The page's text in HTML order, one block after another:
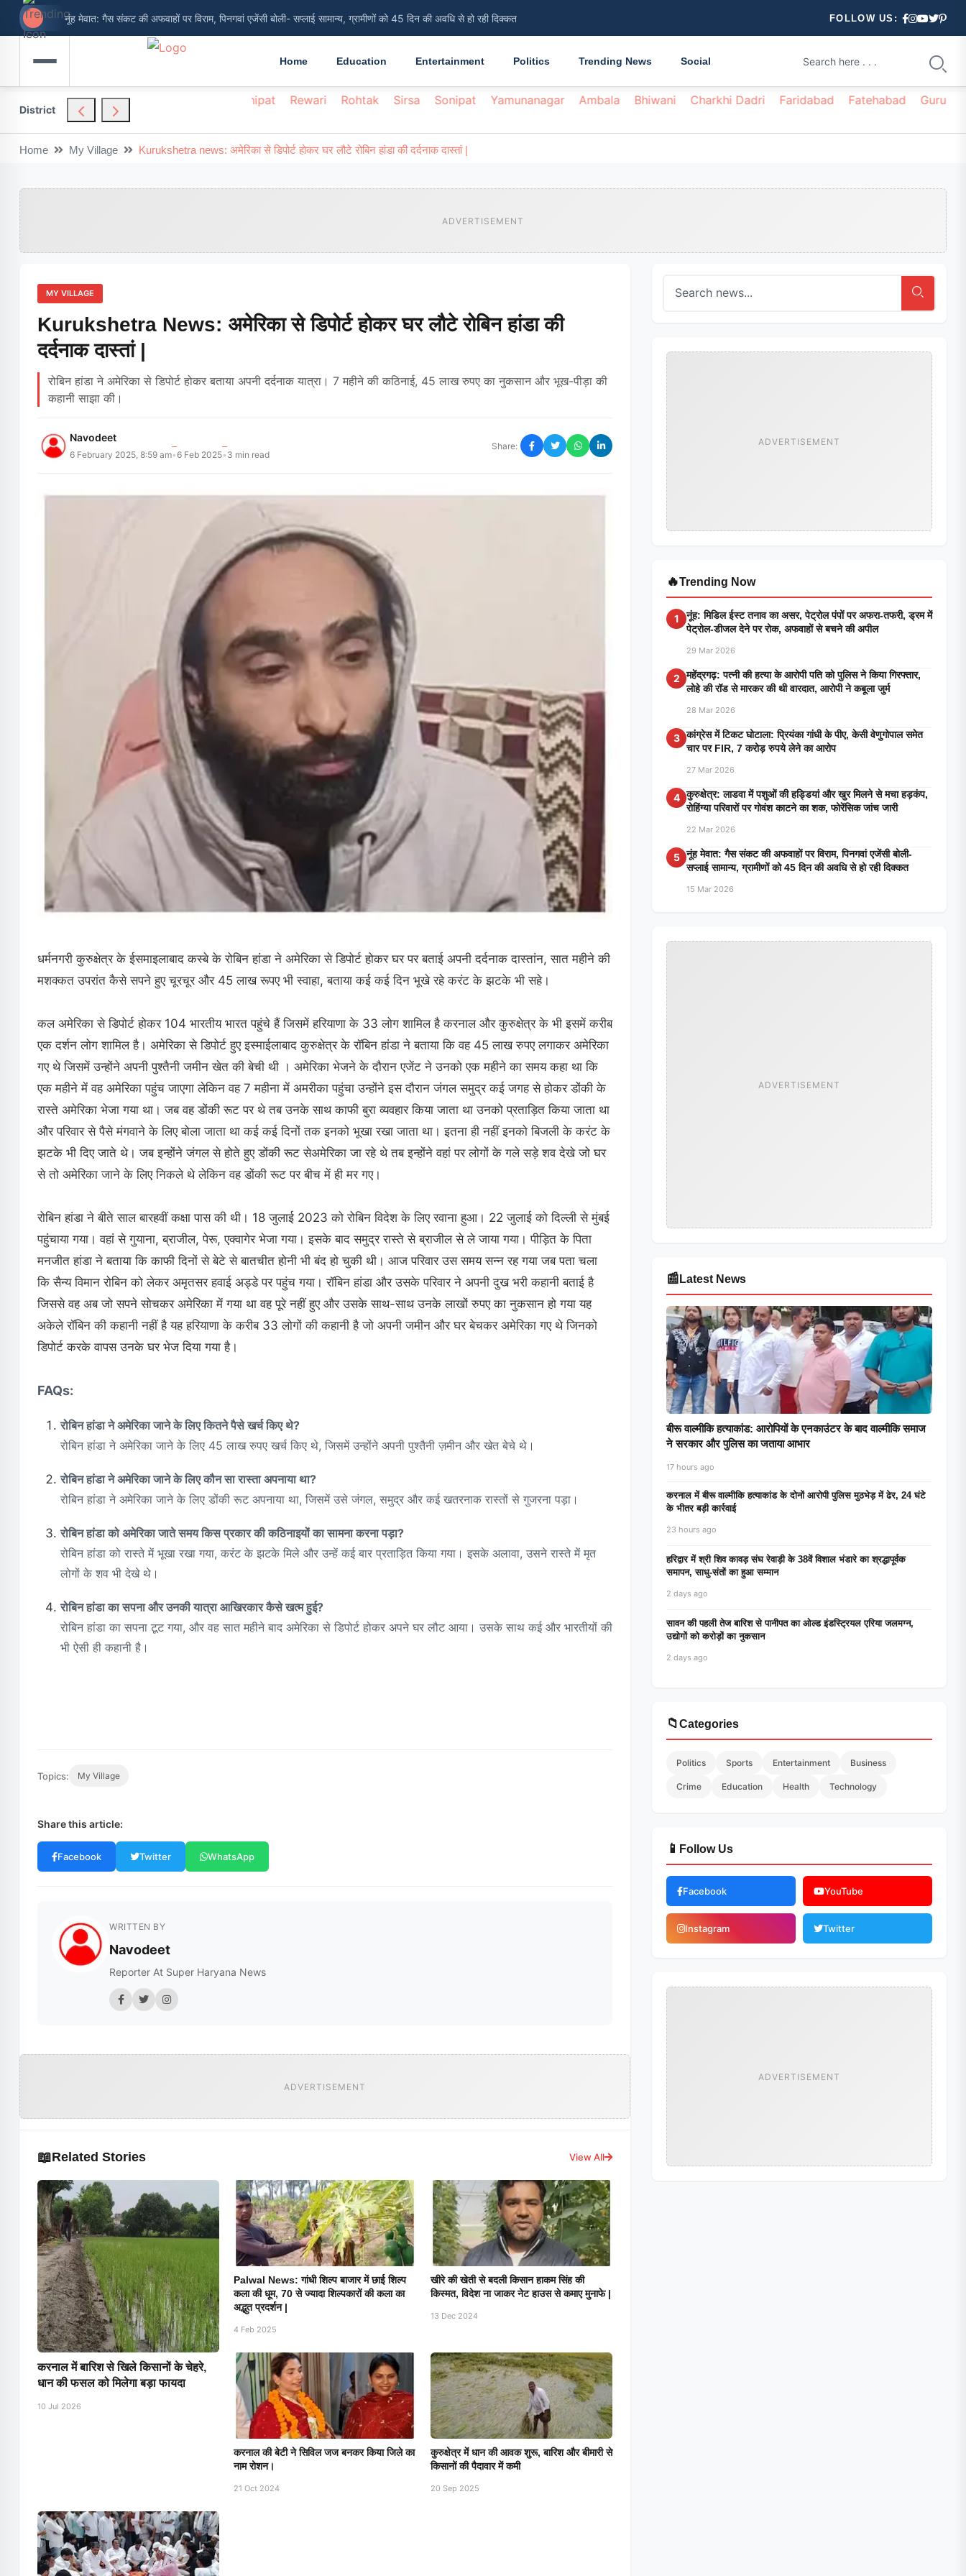
नूंह मेवात: गैस संकट की अफवाहों पर विराम, पिनगवां एजेंसी बोली- सप्लाई सामान्य, ग्रामीणों को 45 दिन की अवधि से हो रही दिक्कत FOLLOW US:
Home Education Entertainment Politics Trending News Social
District
Nuh Palwal Panipat Rewari Rohtak Sirsa Sonipat Yamunanagar Ambala Bhiwani Charkhi Dadri Faridabad Fatehabad
Home My Village Kurukshetra news: अमेरिका से डिपोर्ट होकर घर लौटे रोबिन हांडा की दर्दनाक दास्तां |
ADVERTISEMENT
MY VILLAGE
Kurukshetra News: अमेरिका से डिपोर्ट होकर घर लौटे रोबिन हांडा की
दर्दनाक दास्तां |
रोबिन हांडा ने अमेरिका से डिपोर्ट होकर बताया अपनी दर्दनाक यात्रा। 7 महीने की कठिनाई, 45 लाख रुपए का नुकसान और भूख-पीड़ा की
कहानी साझा की।
Navodeet
6 February 2025, 8:59 am•6 Feb 2025• 3 min read
Share:
धर्मनगरी कुरुक्षेत्र के ईसमाइलाबाद कस्बे के रोबिन हांडा ने अमेरिका से डिपोर्ट होकर घर पर बताई अपनी दर्दनाक दास्तांन, सात महीने की
मशक्कत उपरांत कैसे सपने हुए चूरचूर और 45 लाख रूपए भी स्वाहा, बताया कई कई दिन भूखे रहे करंट के झटके भी सहे।
कल अमेरिका से डिपोर्ट होकर 104 भारतीय भारत पहुंचे हैं जिसमें हरियाणा के 33 लोग शामिल है करनाल और कुरुक्षेत्र के भी इसमें करीब
एक दर्शन लोग शामिल है। अमेरिका से डिपोर्ट हुए इस्माईलाबाद कुरुक्षेत्र के रॉबिन हांडा ने बताया कि वह 45 लाख रुपए लगाकर अमेरिका
गए थे जिसमें उन्होंने अपनी पुश्तैनी जमीन खेत की बेची थी । अमेरिका भेजने के दौरान एजेंट ने उनको एक महीने का समय कहा था कि
एक महीने में वह अमेरिका पहुंच जाएगा लेकिन वह 7 महीना में अमरीका पहुंचा उन्होंने इस दौरान जंगल समुद्र कई जगह से होकर डोंकी के
रास्ते अमेरिका भेजा गया था। जब वह डोंकी रूट पर थे तब उनके साथ काफी बुरा व्यवहार किया जाता था उनको प्रताड़ित किया जाता था
और परिवार से पैसे मंगवाने के लिए बोला जाता था कई कई दिनों तक इनको भूखा रखा जाता था। इतना ही नहीं इनको बिजली के करंट के
झटके भी दिए जाते थे। जब इन्होंने जंगल से होते हुए डोंकी रूट सेअमेरिका जा रहे थे तब इन्होंने वहां पर लोगों के गले सड़े शव देखे जो घर
से तो अमेरिका जाने के लिए निकले थे लेकिन वह डोंकी रूट पर बीच में ही मर गए।
रोबिन हांडा ने बीते साल बारहवीं कक्षा पास की थी। 18 जुलाई 2023 को रोबिन विदेश के लिए रवाना हुआ। 22 जुलाई को दिल्ली से मुंबई
पहुंचाया गया। वहां से गुयाना, ब्राजील, पेरू, एक्वागेर भेजा गया। इसके बाद समुद्र रास्ते से ब्राजील से ले जाया गया। पीड़ित के पिता
मनजीत हांडा ने बताया कि काफी दिनों से बेटे से बातचीत होनी भी बंद हो चुकी थी। आज परिवार उस समय सन्न रह गया जब पता चला
कि सैन्य विमान रोबिन को लेकर अमृतसर हवाई अड्डे पर पहुंच गया। रॉबिन हांडा और उसके परिवार ने अपनी दुख भरी कहानी बताई है
जिससे वह अब जो सपने सोचकर अमेरिका में गया था वह पूरे नहीं हुए और उसके साथ-साथ उनके लाखों रुपए का नुकसान हो गया यह
अकेले रॉबिन की कहानी नहीं है यह हरियाणा के करीब 33 लोगों की कहानी है जो अपनी जमीन और घर बेचकर अमेरिका गए थे जिनको
डिपोर्ट करके वापस उनके घर भेज दिया गया है।
FAQs:
रोबिन हांडा ने अमेरिका जाने के लिए कितने पैसे खर्च किए थे?
रोबिन हांडा ने अमेरिका जाने के लिए 45 लाख रुपए खर्च किए थे, जिसमें उन्होंने अपनी पुश्तैनी ज़मीन और खेत बेचे थे।
रोबिन हांडा ने अमेरिका जाने के लिए कौन सा रास्ता अपनाया था?
रोबिन हांडा ने अमेरिका जाने के लिए डोंकी रूट अपनाया था, जिसमें उसे जंगल, समुद्र और कई खतरनाक रास्तों से गुजरना पड़ा।
रोबिन हांडा को अमेरिका जाते समय किस प्रकार की कठिनाइयों का सामना करना पड़ा?
रोबिन हांडा को रास्ते में भूखा रखा गया, करंट के झटके मिले और उन्हें कई बार प्रताड़ित किया गया। इसके अलावा, उसने रास्ते में मृत
लोगों के शव भी देखे थे।
रोबिन हांडा का सपना और उनकी यात्रा आखिरकार कैसे खत्म हुई?
रोबिन हांडा का सपना टूट गया, और वह सात महीने बाद अमेरिका से डिपोर्ट होकर अपने घर लौट आया। उसके साथ कई और भारतीयों की
भी ऐसी ही कहानी है।
Topics: My Village
Share this article:
Facebook Twitter WhatsApp
WRITTEN BY
Navodeet
Reporter At Super Haryana News
ADVERTISEMENT
📖Related Stories View All
करनाल में बारिश से खिले किसानों के चेहरे,
धान की फसल को मिलेगा बड़ा फायदा
10 Jul 2026
Palwal News: गांधी शिल्प बाजार में छाई शिल्प
कला की धूम, 70 से ज्यादा शिल्पकारों की कला का
अद्भुत प्रदर्शन |
4 Feb 2025
खीरे की खेती से बदली किसान हाकम सिंह की
किस्मत, विदेश ना जाकर नेट हाउस से कमाए मुनाफे |
13 Dec 2024
करनाल की बेटी ने सिविल जज बनकर किया जिले का
नाम रोशन।
21 Oct 2024
कुरुक्षेत्र में धान की आवक शुरू, बारिश और बीमारी से
किसानों की पैदावार में कमी
20 Sep 2025
ADVERTISEMENT
🔥Trending Now
1
नूंह: मिडिल ईस्ट तनाव का असर, पेट्रोल पंपों पर अफरा-तफरी, ड्रम में
पेट्रोल-डीजल देने पर रोक, अफवाहों से बचने की अपील
29 Mar 2026
2
महेंद्रगढ़: पत्नी की हत्या के आरोपी पति को पुलिस ने किया गिरफ्तार,
लोहे की रॉड से मारकर की थी वारदात, आरोपी ने कबूला जुर्म
28 Mar 2026
3 कांग्रेस में टिकट घोटाला: प्रियंका गांधी के पीए, केसी वेणुगोपाल समेत
चार पर FIR, 7 करोड़ रुपये लेने का आरोप
27 Mar 2026
4 कुरुक्षेत्र: लाडवा में पशुओं की हड्डियां और खुर मिलने से मचा हड़कंप,
रोहिंग्या परिवारों पर गोवंश काटने का शक, फोरेंसिक जांच जारी
22 Mar 2026
5 नूंह मेवात: गैस संकट की अफवाहों पर विराम, पिनगवां एजेंसी बोली-
सप्लाई सामान्य, ग्रामीणों को 45 दिन की अवधि से हो रही दिक्कत
15 Mar 2026
ADVERTISEMENT
📰 Latest News
बीरू वाल्मीकि हत्याकांड: आरोपियों के एनकाउंटर के बाद वाल्मीकि समाज
ने सरकार और पुलिस का जताया आभार
17 hours ago
करनाल में बीरू वाल्मीकि हत्याकांड के दोनों आरोपी पुलिस मुठभेड़ में ढेर, 24 घंटे
के भीतर बड़ी कार्रवाई
23 hours ago
हरिद्वार में श्री शिव कावड़ संघ रेवाड़ी के 38वें विशाल भंडारे का श्रद्धापूर्वक
समापन, साधु-संतों का हुआ सम्मान
2 days ago
सावन की पहली तेज बारिश से पानीपत का ओल्ड इंडस्ट्रियल एरिया जलमग्न,
उद्योगों को करोड़ों का नुकसान
2 days ago
📁Categories
Politics Sports Entertainment Business
Crime Education Health Technology
📱 Follow Us
Facebook YouTube
Instagram Twitter
ADVERTISEMENT